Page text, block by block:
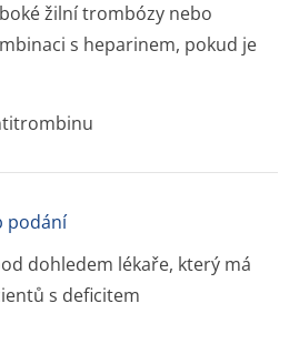
žilní trombózy nebo
s heparinem, pokud je
podání
dohledem lékaře, který má
s deficitem